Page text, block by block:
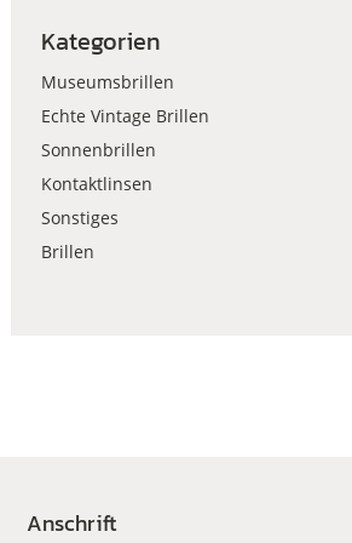
Kategorien
Museumsbrillen
Echte Vintage Brillen
Sonnenbrillen
Kontaktlinsen
Sonstiges
Brillen
Anschrift